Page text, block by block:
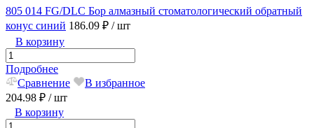
805 014 FG/DLC Бор алмазный стоматологический обратный
конус синий 186.09 ₽ / шт
В корзину
Подробнее
Сравнение
В избранное
204.98 ₽ / шт
В корзину